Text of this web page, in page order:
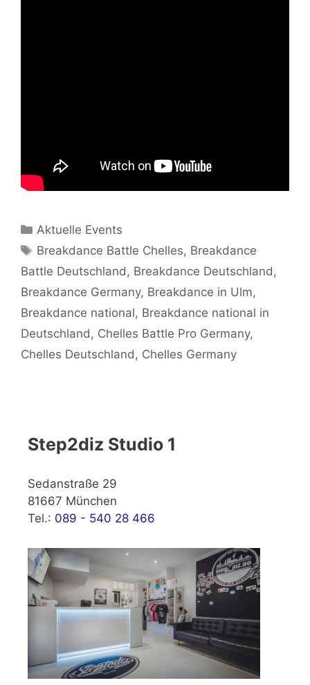
Kategorien
Aktuelle Events
Schlagwörter
Breakdance Battle Chelles, Breakdance
Battle Deutschland , Breakdance Deutschland ,
Breakdance Germany, Breakdance in Ulm,
Breakdance national, Breakdance national in
Deutschland , Chelles Battle Pro Germany,
Chelles Deutschland , Chelles Germany
Step2diz Studio 1
Sedanstraße 29
81667 München
Tel.: 089 - 540 28 466